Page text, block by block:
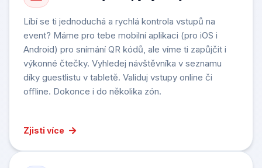
Líbí se ti jednoduchá a rychlá kontrola vstupů na
event? Máme pro tebe mobilní aplikaci (pro iOS i
Android) pro snímání QR kódů, ale víme ti zapůjčit i
výkonné čtečky. Vyhledej návštěvníka v seznamu
díky guestlistu v tabletě. Validuj vstupy online či
offline. Dokonce i do několika zón.
Zjisti více